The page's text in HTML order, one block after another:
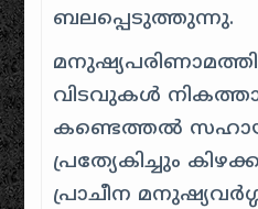
ബലപ്പെടുത്തുന്നു.
വിടവുകൾ
കണ്ടെത്തൽ
പ്രത്യേകിച്ചും
പ്രാചീന